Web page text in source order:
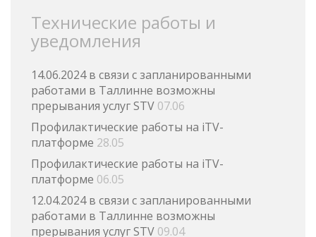
Технические работы и
уведомления
14.06.2024 в связи с запланированными
работами в Таллинне возможны
прерывания услуг STV 07.06
Профилактические работы на iTV-
платформе 28.05
Профилактические работы на iTV-
платформе 06.05
12.04.2024 в связи с запланированными
работами в Таллинне возможны
прерывания услуг STV 09.04